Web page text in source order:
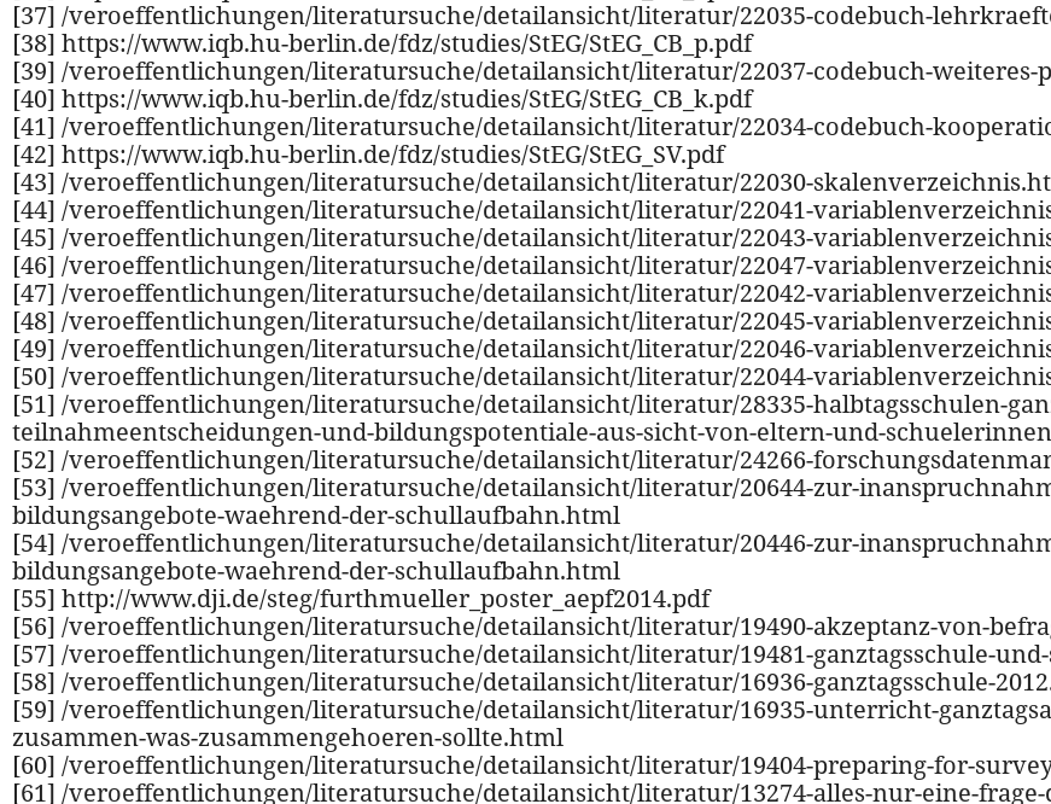
[37] /veroeffentlichungen/literatursuche/detailansicht/literatur/22035-codebuch-
[38] https://www.iqb.hu-berlin.de/fdz/studies/StEG/StEG_CB_p.pdf
[39] /veroeffentlichungen/literatursuche/detailansicht/literatur/22037-codebuch-weiteres-
[40] https://www.iqb.hu-berlin.de/fdz/studies/StEG/StEG_CB_k.pdf
[41] /veroeffentlichungen/literatursuche/detailansicht/literatur/22034-codebuch-
[42] https://www.iqb.hu-berlin.de/fdz/studies/StEG/StEG_SV.pdf
[43] /veroeffentlichungen/literatursuche/detailansicht/literatur/22030-
[44] /veroeffentlichungen/literatursuche/detailansicht/literatur/22041-
[45] /veroeffentlichungen/literatursuche/detailansicht/literatur/22043-
[46] /veroeffentlichungen/literatursuche/detailansicht/literatur/22047-
[47] /veroeffentlichungen/literatursuche/detailansicht/literatur/22042-
[48] /veroeffentlichungen/literatursuche/detailansicht/literatur/22045-
[49] /veroeffentlichungen/literatursuche/detailansicht/literatur/22046-
[50] /veroeffentlichungen/literatursuche/detailansicht/literatur/22044-
[51] /veroeffentlichungen/literatursuche/detailansicht/literatur/28335-halbtagsschulen-
teilnahmeentscheidungen-und-bildungspotentiale-aus-sicht-von-eltern-und-
[52] /veroeffentlichungen/literatursuche/detailansicht/literatur/24266-
[53] /veroeffentlichungen/literatursuche/detailansicht/literatur/20644-zur-
bildungsangebote-waehrend-der-schullaufbahn.html
[54] /veroeffentlichungen/literatursuche/detailansicht/literatur/20446-zur-
bildungsangebote-waehrend-der-schullaufbahn.html
[55] http://www.dji.de/steg/furthmueller_poster_aepf2014.pdf
[56] /veroeffentlichungen/literatursuche/detailansicht/literatur/19490-akzeptanz-von-
[57] /veroeffentlichungen/literatursuche/detailansicht/literatur/19481-ganztagsschule-
[58] /veroeffentlichungen/literatursuche/detailansicht/literatur/16936-ganztagsschule-
[59] /veroeffentlichungen/literatursuche/detailansicht/literatur/16935-unterricht-
zusammen-was-zusammengehoeren-sollte.html
[60] /veroeffentlichungen/literatursuche/detailansicht/literatur/19404-preparing-for-
[61] /veroeffentlichungen/literatursuche/detailansicht/literatur/13274-alles-nur-eine-